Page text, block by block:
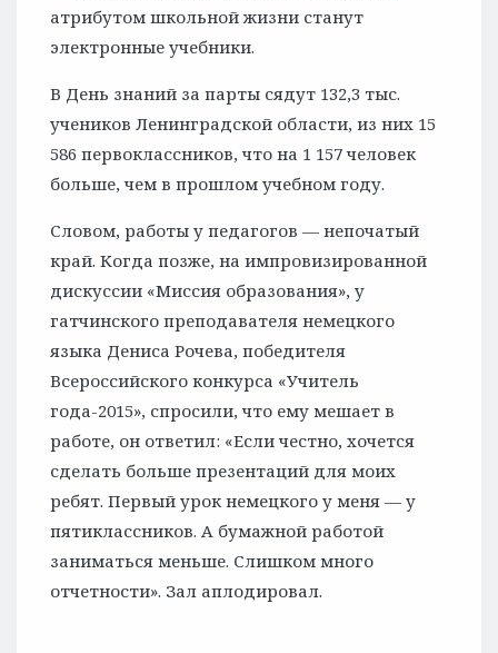
атрибутом школьной жизни станут
электронные учебники.
В День знаний за парты сядут 132,3 тыс.
учеников Ленинградской области, из них 15
586 первоклассников, что на 1 157 человек
больше, чем в прошлом учебном году.
Словом, работы у педагогов — непочатый
край. Когда позже, на импровизированной
дискуссии «Миссия образования», у
гатчинского преподавателя немецкого
языка Дениса Рочева, победителя
Всероссийского конкурса «Учитель
года-2015», спросили, что ему мешает в
работе, он ответил: «Если честно, хочется
сделать больше презентаций для моих
ребят. Первый урок немецкого у меня — у
пятиклассников. А бумажной работой
заниматься меньше. Слишком много
отчетности». Зал аплодировал.